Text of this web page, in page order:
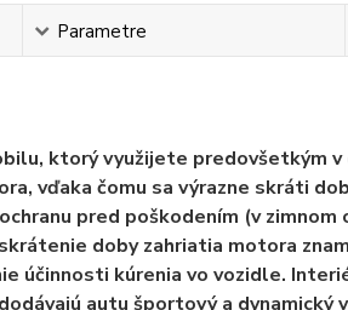
Parametre
ktorý využijete predovšetkým v
vďaka čomu sa výrazne skráti
pred poškodením (v zimnom
doby zahriatia motora
účinnosti kúrenia vo vozidle.
autu športový a dynamický